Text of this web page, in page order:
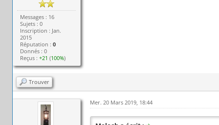
Messages : 16
Sujets : 0
Inscription : Jan.
2015
Réputation :0
Donnés : 0
Reçus :+21 (100%)
Trouver
Mer. 20 Mars 2019, 18:44